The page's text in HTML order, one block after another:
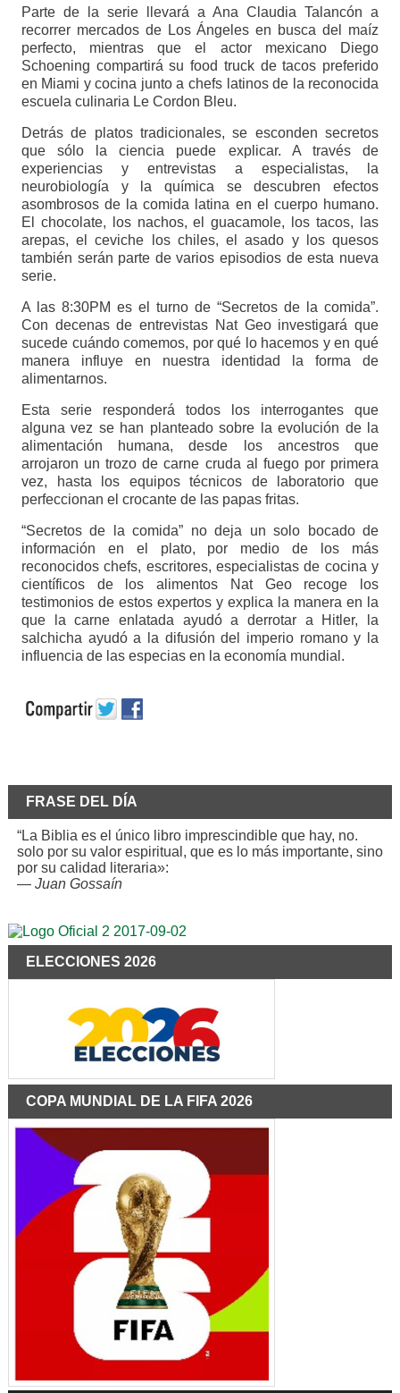
Parte de la serie llevará a Ana Claudia Talancón a
recorrer mercados de Los Ángeles en busca del maíz
perfecto, mientras que el actor mexicano Diego
Schoening compartirá su food truck de tacos preferido
en Miami y cocina junto a chefs latinos de la reconocida
escuela culinaria Le Cordon Bleu.
Detrás de platos tradicionales, se esconden secretos
que sólo la ciencia puede explicar. A través de
experiencias y entrevistas a especialistas, la
neurobiología y la química se descubren efectos
asombrosos de la comida latina en el cuerpo humano.
El chocolate, los nachos, el guacamole, los tacos, las
arepas, el ceviche los chiles, el asado y los quesos
también serán parte de varios episodios de esta nueva
serie.
A las 8:30PM es el turno de “Secretos de la comida”.
Con decenas de entrevistas Nat Geo investigará que
sucede cuándo comemos, por qué lo hacemos y en qué
manera influye en nuestra identidad la forma de
alimentarnos.
Esta serie responderá todos los interrogantes que
alguna vez se han planteado sobre la evolución de la
alimentación humana, desde los ancestros que
arrojaron un trozo de carne cruda al fuego por primera
vez, hasta los equipos técnicos de laboratorio que
perfeccionan el crocante de las papas fritas.
“Secretos de la comida” no deja un solo bocado de
información en el plato, por medio de los más
reconocidos chefs, escritores, especialistas de cocina y
científicos de los alimentos Nat Geo recoge los
testimonios de estos expertos y explica la manera en la
que la carne enlatada ayudó a derrotar a Hitler, la
salchicha ayudó a la difusión del imperio romano y la
influencia de las especias en la economía mundial.
FRASE DEL DÍA
“La Biblia es el único libro imprescindible que hay, no.
solo por su valor espiritual, que es lo más importante, sino
por su calidad literaria»:
— Juan Gossaín
ELECCIONES 2026
COPA MUNDIAL DE LA FIFA 2026